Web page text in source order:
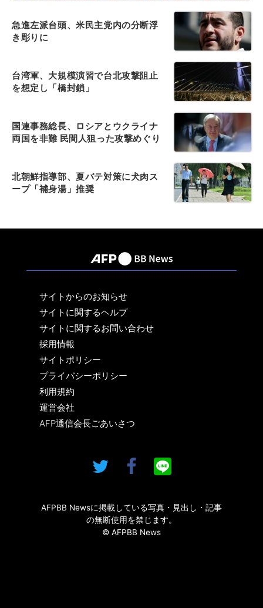
急進左派台頭、米民主党内の分断浮
き彫りに
台湾軍、大規模演習で台北攻撃阻止
を想定し「橋封鎖」
国連事務総長、ロシアとウクライナ
両国を非難 民間人狙った攻撃めぐり
北朝鮮指導部、夏バテ対策に犬肉ス
ープ「補身湯」推奨
サイトからのお知らせ
サイトに関するヘルプ
サイトに関するお問い合わせ
採用情報
サイトポリシー
プライバシーポリシー
利用規約
運営会社
AFP通信会長ごあいさつ
AFPBB Newsに掲載している写真・見出し・記事
の無断使用を禁じます。
© AFPBB News